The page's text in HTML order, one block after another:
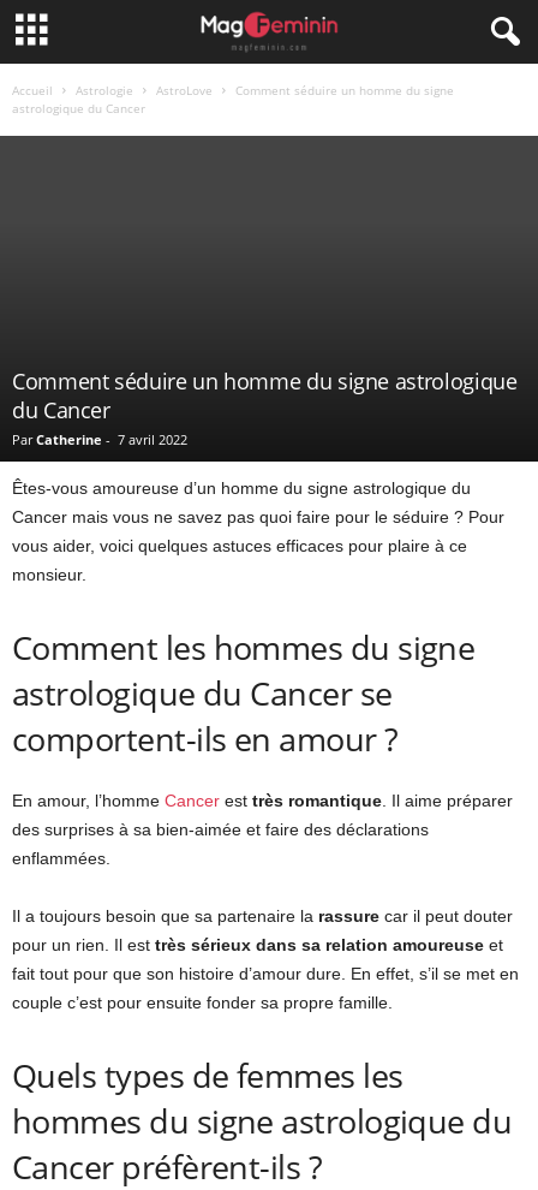
Accueil Astrologie AstroLove
Comment séduire un homme du signe
astrologique du Cancer
Comment séduire un homme du signe astrologique
du Cancer
Par Catherine - 7 avril 2022
Êtes-vous amoureuse d’un homme du signe astrologique du
Cancer mais vous ne savez pas quoi faire pour le séduire ? Pour
vous aider, voici quelques astuces efficaces pour plaire à ce
monsieur.
Comment les hommes du signe
astrologique du Cancer se
comportent-ils en amour ?
En amour, l’homme Cancer est très romantique . Il aime préparer
des surprises à sa bien-aimée et faire des déclarations
enflammées.
Il a toujours besoin que sa partenaire la rassure car il peut douter
pour un rien. Il est très sérieux dans sa relation amoureuse et
fait tout pour que son histoire d’amour dure. En effet, s’il se met en
couple c’est pour ensuite fonder sa propre famille.
Quels types de femmes les
hommes du signe astrologique du
Cancer préfèrent-ils ?